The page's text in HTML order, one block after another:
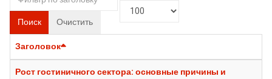
Поиск Очистить
Заголовок
Рост гостиничного сектора: основные причины и